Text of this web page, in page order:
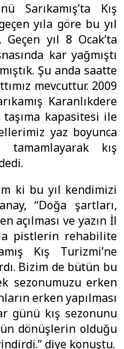
Sarıkamış’ta Kış
yıla göre bu yıl
yıl 8 Ocak’ta
kar yağmıştı
Şu anda saatte
mevcuttur. 2009
Karanlıkdere
kapasitesi ile
yaz boyunca
kış
ki bu yıl kendimizi
“Doğa şartları,
açılması ve yazın İl
pistlerin rehabilite
Kış Turizmi’ne
Bizim de bütün bu
sezonumuzu erken
erken yapılması
günü kış sezonunu
dönüşlerin olduğu
diye konuştu.